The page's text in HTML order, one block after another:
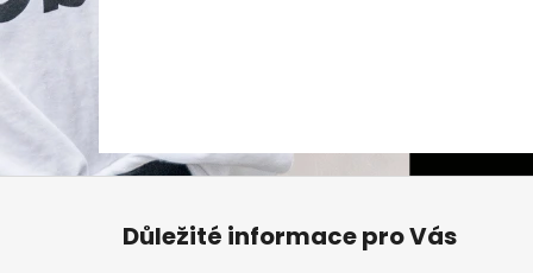
Důležité informace pro Vás